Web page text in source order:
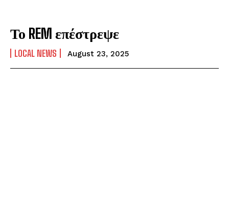
Το REM επέστρεψε
LOCAL NEWS August 23, 2025